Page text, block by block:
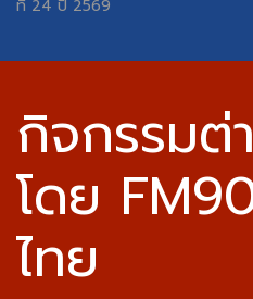
ที่ 24 ปี 2569
กิจกรรมต่
โดย
ไทย